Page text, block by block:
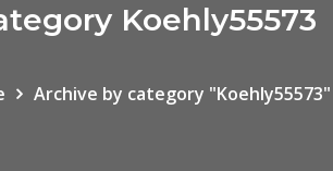
Koehly55573
Archive by category "Koehly55573"